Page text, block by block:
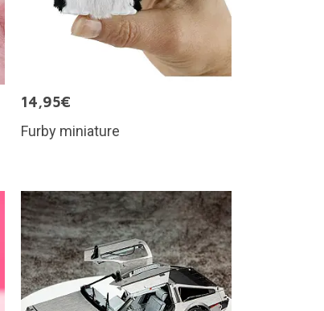
14,95€
Furby miniature